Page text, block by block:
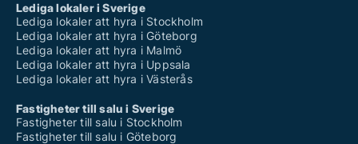
Lediga lokaler i Sverige
Lediga lokaler att hyra i Stockholm
Lediga lokaler att hyra i Göteborg
Lediga lokaler att hyra i Malmö
Lediga lokaler att hyra i Uppsala
Lediga lokaler att hyra i Västerås
Fastigheter till salu i Sverige
Fastigheter till salu i Stockholm
Fastigheter till salu i Göteborg